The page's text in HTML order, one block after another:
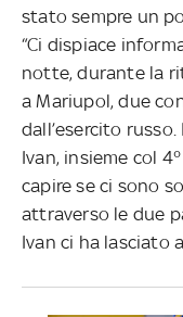
stato sempre un
“Ci dispiace
notte, durante la
a Mariupol, due
dall’esercito
Ivan, insieme col
capire se ci sono
attraverso le due
Ivan ci ha lasciato